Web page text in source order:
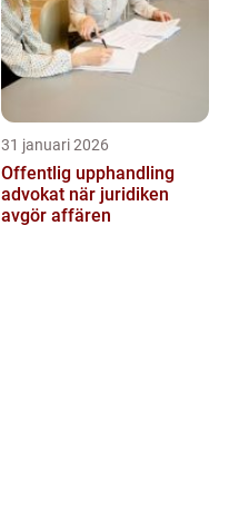
31 januari 2026
Offentlig upphandling
advokat när juridiken
avgör affären